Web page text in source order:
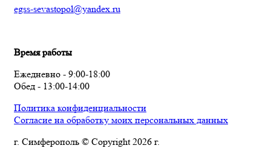
egss-sevastopol@yandex.ru
Время работы
Ежедневно - 9:00-18:00
Обед - 13:00-14:00
Политика конфиденциальности
Согласие на обработку моих персональных данных
г. Симферополь © Copyright 2026 г.